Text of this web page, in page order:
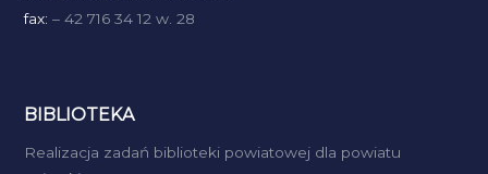
fax: – 42 716 34 12 w. 28
BIBLIOTEKA
Realizacja zadań biblioteki powiatowej dla powiatu